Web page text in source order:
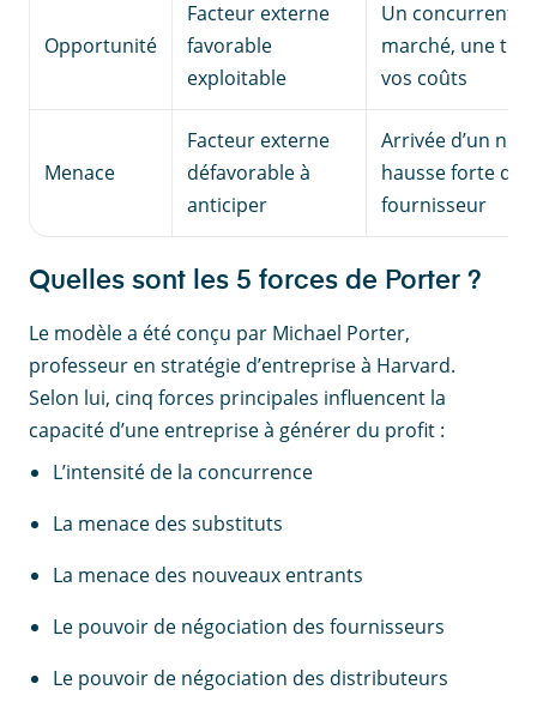
Opportunité
Facteur externe
favorable
exploitable
Un concurrent
marché, une
vos coûts
Menace
Facteur externe
défavorable à
anticiper
Arrivée d’un
hausse forte du
fournisseur
Quelles sont les 5 forces de Porter ?
Le modèle a été conçu par Michael Porter,
professeur en stratégie d’entreprise à Harvard.
Selon lui, cinq forces principales influencent la
capacité d’une entreprise à générer du profit :
L’intensité de la concurrence
La menace des substituts
La menace des nouveaux entrants
Le pouvoir de négociation des fournisseurs
Le pouvoir de négociation des distributeurs